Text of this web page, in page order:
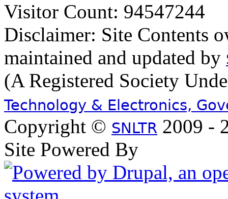
Visitor Count: 94547244
Disclaimer: Site Contents
maintained and updated by
(A Registered Society
Technology & Electronics,
Copyright © SNLTR 2009 -
Site Powered By